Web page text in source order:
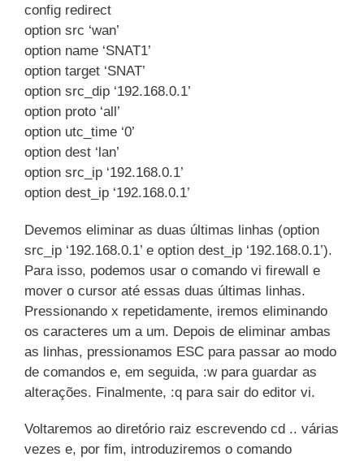
config redirect
option src ‘wan’
option name ‘SNAT1’
option target ‘SNAT’
option src_dip ‘192.168.0.1’
option proto ‘all’
option utc_time ‘0’
option dest ‘lan’
option src_ip ‘192.168.0.1’
option dest_ip ‘192.168.0.1’
Devemos eliminar as duas últimas linhas (option
src_ip ‘192.168.0.1’ e option dest_ip ‘192.168.0.1’).
Para isso, podemos usar o comando vi firewall e
mover o cursor até essas duas últimas linhas.
Pressionando x repetidamente, iremos eliminando
os caracteres um a um. Depois de eliminar ambas
as linhas, pressionamos ESC para passar ao modo
de comandos e, em seguida, :w para guardar as
alterações. Finalmente, :q para sair do editor vi.
Voltaremos ao diretório raiz escrevendo cd .. várias
vezes e, por fim, introduziremos o comando